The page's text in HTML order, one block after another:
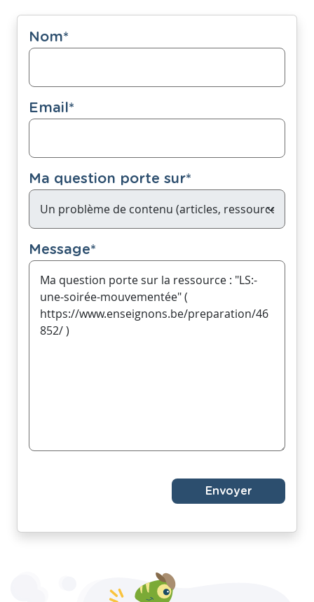
Nom*
Email*
Ma question porte sur*
Message*
Envoyer